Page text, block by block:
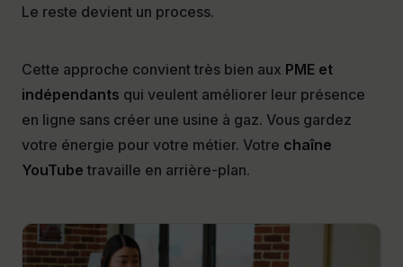
Le reste devient un process.
Cette approche convient très bien aux PME et
indépendants qui veulent améliorer leur présence
en ligne sans créer une usine à gaz. Vous gardez
votre énergie pour votre métier. Votre chaîne
YouTube travaille en arrière-plan.